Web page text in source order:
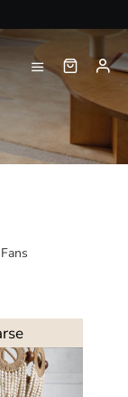
Toggle
Navigation